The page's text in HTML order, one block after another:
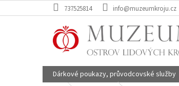
na
737525814 info@muzeumkroju.cz
Dárkové poukazy, průvodcovské služby